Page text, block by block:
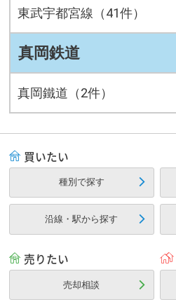
東武宇都宮線（41件）
真岡鉄道
真岡鐵道（2件）
買いたい
種別で探す
沿線・駅から探す
売りたい
売却相談